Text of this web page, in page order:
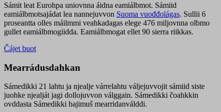
Sámit leat Eurohpa uniovnna áidna eamiálbmot. Sámiid
eamiálbmotsajádat lea nannejuvvon Suoma vuođđolágas. Sullii 6
proseantta olles máilmmi veahkadagas elege 476 miljovnna olbmo
gullet eamiálbmogiidda. Eamiálbmogat ellet 90 sierra riikkas.
Čájet buot
Mearrádusdahkan
Sámedikki 21 lahtu ja njealje várrelahtu váljejuvvojit sámiid siste
juohke njealját jagi dollojuvvon válggain. Sámedikki čoahkkin
ovddasta Sámedikki bajimuš mearridanválddi.